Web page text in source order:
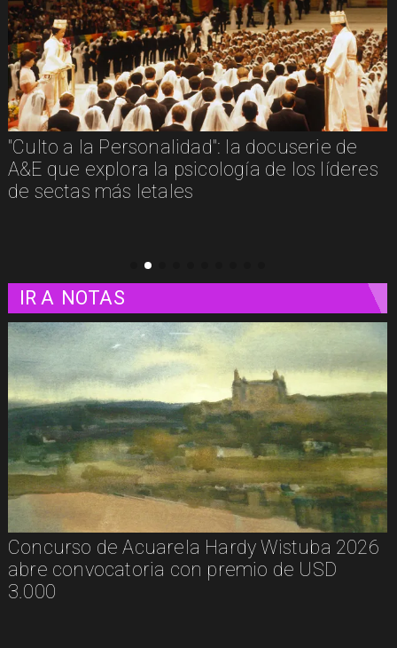
Personalidad": la docuserie de
la psicología de los líderes
más letales
"Furia":
IR A NOTAS
de Acuarela Hardy Wistuba 2026
convocatoria con premio de USD